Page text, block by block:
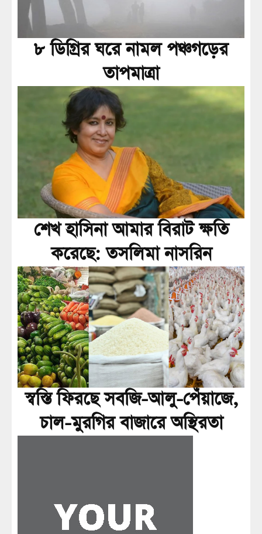
৮ ডিগ্রির ঘরে নামল পঞ্চগড়ের
তাপমাত্রা
শেখ হাসিনা আমার বিরাট ক্ষতি
করেছে: তসলিমা নাসরিন
স্বস্তি ফিরছে সবজি-আলু-পেঁয়াজে,
চাল-মুরগির বাজারে অস্থিরতা